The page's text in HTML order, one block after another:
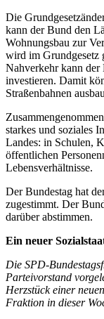
Die
kann der Bund den
Wohnungsbau zur
wird im Grundgesetz
Nahverkehr kann
investieren. Damit
Straßenbahnen
starkes und soziales
Landes: in Schulen,
öffentlichen
Lebensverhältnisse.
Der Bundestag hat
zugestimmt. Der
darüber abstimmen.
Ein neuer
Die SPD-
Parteivorstand
Herzstück einer
Fraktion in dieser